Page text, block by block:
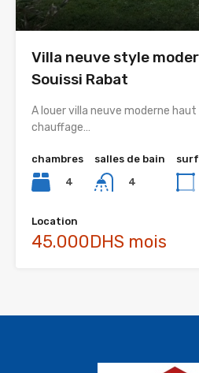
Villa neuve style
Souissi Rabat
A louer villa neuve moderne
chauffage…
chambres
4
salles de bain
4
Location
45.000DHS mois